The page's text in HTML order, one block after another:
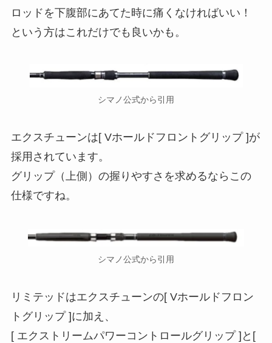
ロッドを下腹部にあてた時に痛くなければいい！
という方はこれだけでも良いかも。
シマノ公式から引用
エクスチューンは[ Vホールドフロントグリップ ]が
採用されています。
グリップ（上側）の握りやすさを求めるならこの
仕様ですね。
シマノ公式から引用
リミテッドはエクスチューンの[ Vホールドフロン
トグリップ ]に加え、
[ エクストリームパワーコントロールグリップ ]と[